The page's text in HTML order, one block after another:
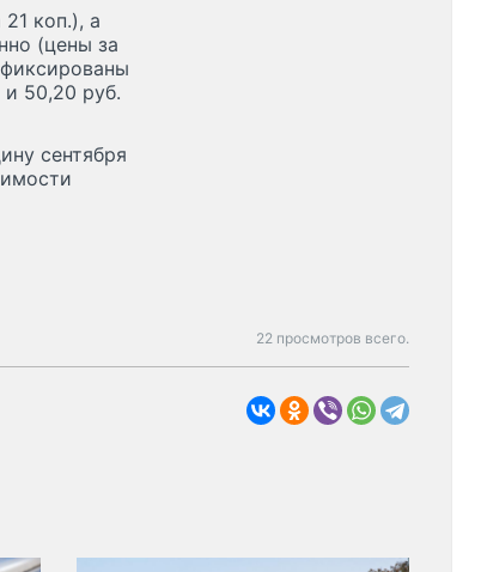
коп.), а
(цены за
50,20 руб.
сентября
22 просмотров всего.